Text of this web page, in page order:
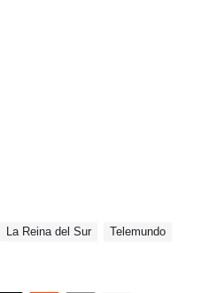
La Reina del Sur
Telemundo